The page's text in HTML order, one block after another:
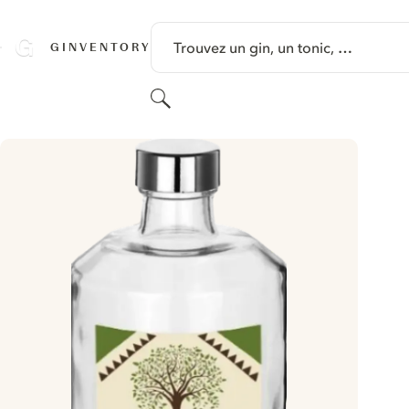
GINVENTORY Trouvez un gin, un tonic, …
Rechercher